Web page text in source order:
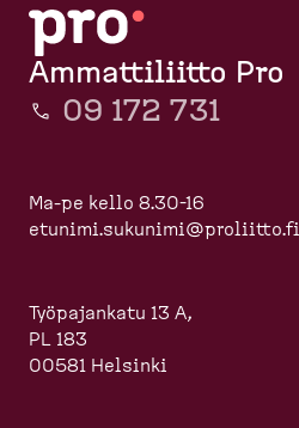
Ammattiliitto Pro
09 172 731
Ma-pe kello 8.30-16
etunimi.sukunimi@proliitto.fi
Työpajankatu 13 A,
PL 183
00581 Helsinki